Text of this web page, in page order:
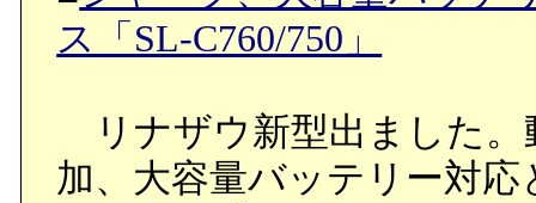
ス「SL-C760/750」
リナザウ新型出ました。
加、大容量バッテリー対